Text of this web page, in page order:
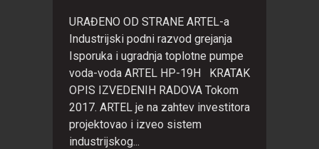
URAĐENO OD STRANE ARTEL-a
Industrijski podni razvod grejanja
Isporuka i ugradnja toplotne pumpe
voda-voda ARTEL HP-19H KRATAK
OPIS IZVEDENIH RADOVA Tokom
2017. ARTEL je na zahtev investitora
projektovao i izveo sistem
industrijskog...